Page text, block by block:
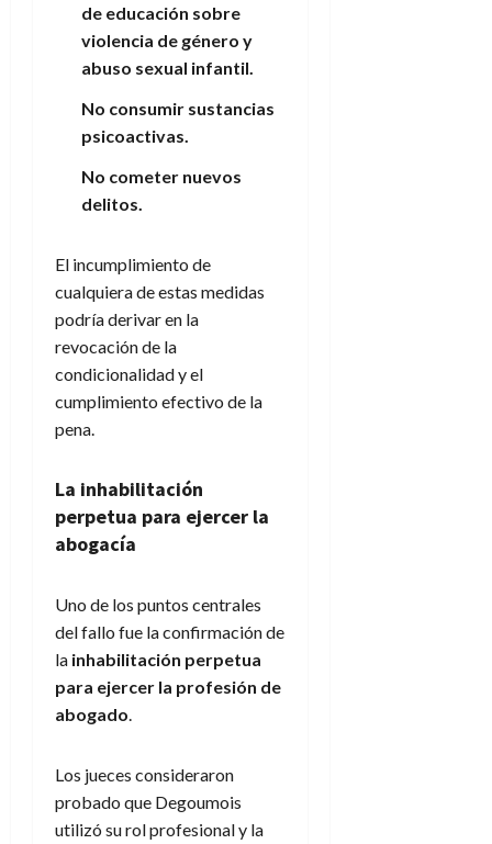
de educación sobre
violencia de género y
abuso sexual infantil.
No consumir sustancias
psicoactivas.
No cometer nuevos
delitos.
El incumplimiento de
cualquiera de estas medidas
podría derivar en la
revocación de la
condicionalidad y el
cumplimiento efectivo de la
pena.
La inhabilitación
perpetua para ejercer la
abogacía
Uno de los puntos centrales
del fallo fue la confirmación de
la inhabilitación perpetua
para ejercer la profesión de
abogado.
Los jueces consideraron
probado que Degoumois
utilizó su rol profesional y la